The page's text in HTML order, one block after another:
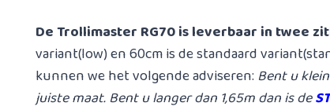
De Trollimaster RG70 is leverbaar in twee
variant(low) en 60cm is de standaard
kunnen we het volgende adviseren: Bent u
juiste maat. Bent u langer dan 1,65m dan is de